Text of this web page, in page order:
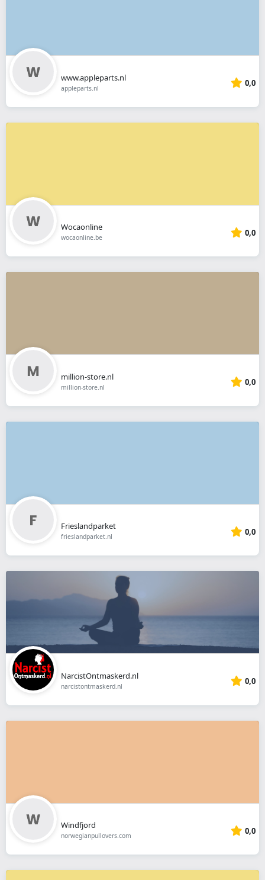
www.appleparts.nl
appleparts.nl 0,0
Wocaonline
wocaonline.be 0,0
million-store.nl
million-store.nl 0,0
Frieslandparket
frieslandparket.nl 0,0
NarcistOntmaskerd.nl
narcistontmaskerd.nl 0,0
Windfjord
norwegianpullovers.com 0,0